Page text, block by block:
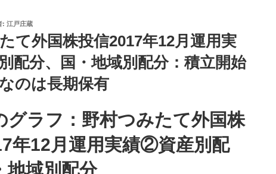
: 江戸庄蔵
て外国株投信2017年12月運用実
配分、国・地域別配分：積立開始
のは長期保有
ラフ：野村つみたて外国株
年12月運用実績②資産別配
地域別配分